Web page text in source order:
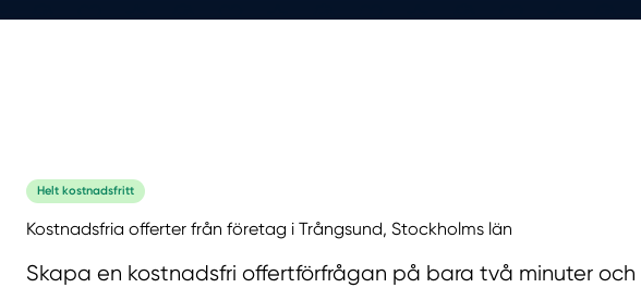
Helt kostnadsfritt
Kostnadsfria offerter från företag i Trångsund, Stockholms län
Skapa en kostnadsfri offertförfrågan på bara två minuter och